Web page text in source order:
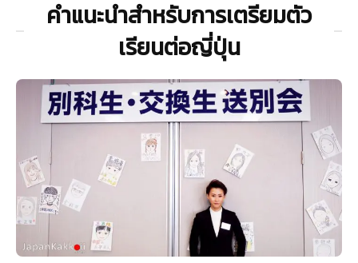
คำแนะนำสำหรับการเตรียมตัว
เรียนต่อญี่ปุ่น